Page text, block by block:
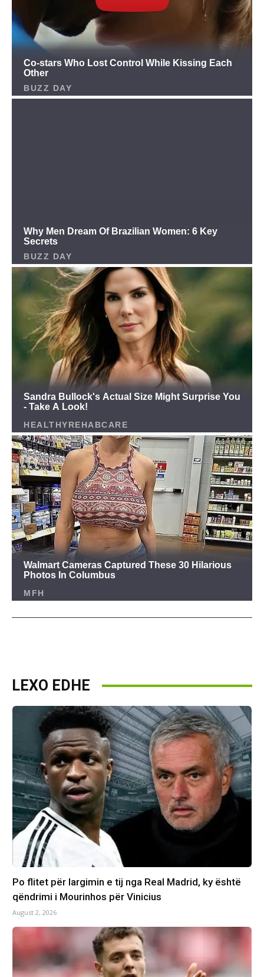
LEXO EDHE
Po flitet për largimin e tij nga Real Madrid, ky është
qëndrimi i Mourinhos për Vinicius
August 2, 2026